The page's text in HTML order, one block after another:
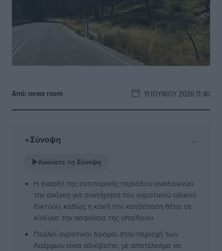
Από: news room 11 ΙΟΥΝΊΟΥ 2026 11:40
✦Σύνοψη ⌄
▶Ακούστε τη Σύνοψη
Η έναρξη της αντιπυρικής περιόδου αναδεικνύει
την ανάγκη για συντήρηση του αγροτικού οδικού
δικτύου, καθώς η κακή του κατάσταση θέτει σε
κίνδυνο την ασφάλεια της υπαίθρου.
Πολλοί αγροτικοί δρόμοι στην περιοχή των
Λαέρμων είναι αδιάβατοι, με αποτέλεσμα να